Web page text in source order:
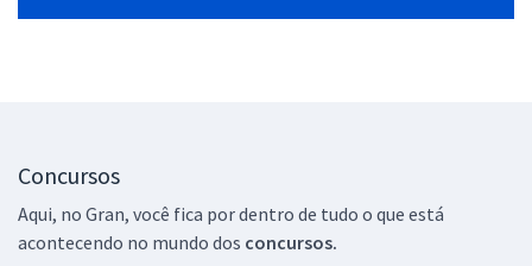
Concursos
Aqui, no Gran, você fica por dentro de tudo o que está
acontecendo no mundo dos concursos.